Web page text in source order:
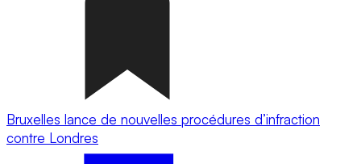
Bruxelles lance de nouvelles procédures d’infraction
contre Londres